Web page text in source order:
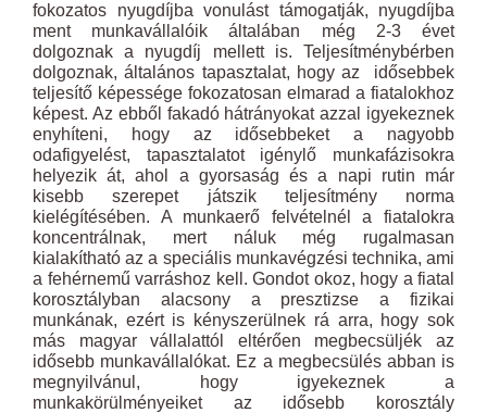
fokozatos nyugdíjba vonulást támogatják, nyugdíjba
ment munkavállalóik általában még 2-3 évet
dolgoznak a nyugdíj mellett is. Teljesítménybérben
dolgoznak, általános tapasztalat, hogy az idősebbek
teljesítő képessége fokozatosan elmarad a fiatalokhoz
képest. Az ebből fakadó hátrányokat azzal igyekeznek
enyhíteni, hogy az idősebbeket a nagyobb
odafigyelést, tapasztalatot igénylő munkafázisokra
helyezik át, ahol a gyorsaság és a napi rutin már
kisebb szerepet játszik teljesítmény norma
kielégítésében. A munkaerő felvételnél a fiatalokra
koncentrálnak, mert náluk még rugalmasan
kialakítható az a speciális munkavégzési technika, ami
a fehérnemű varráshoz kell. Gondot okoz, hogy a fiatal
korosztályban alacsony a presztizse a fizikai
munkának, ezért is kényszerülnek rá arra, hogy sok
más magyar vállalattól eltérően megbecsüljék az
idősebb munkavállalókat. Ez a megbecsülés abban is
megnyilvánul, hogy igyekeznek a
munkakörülményeiket az idősebb korosztály